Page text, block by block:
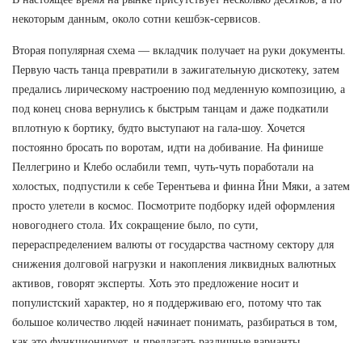
некоторым данным, около сотни кешбэк-сервисов.
Вторая популярная схема — вкладчик получает на руки документы.
Первую часть танца превратили в зажигательную дискотеку, затем
предались лирическому настроению под медленную композицию, а
под конец снова вернулись к быстрым танцам и даже подкатили
вплотную к бортику, будто выступают на гала-шоу. Хочется
постоянно бросать по воротам, идти на добивание. На финише
Пеллегрино и Клебо ослабили темп, чуть-чуть поработали на
холостых, подпустили к себе Терентьева и финна Йни Мяки, а затем
просто улетели в космос. Посмотрите подборку идей оформления
новогоднего стола. Их сокращение было, по сути,
перераспределением валюты от государства частному сектору для
снижения долговой нагрузки и накопления ликвидных валютных
активов, говорят эксперты. Хоть это предложение носит и
популистский характер, но я поддерживаю его, потому что так
большое количество людей начинает понимать, разбираться в том,